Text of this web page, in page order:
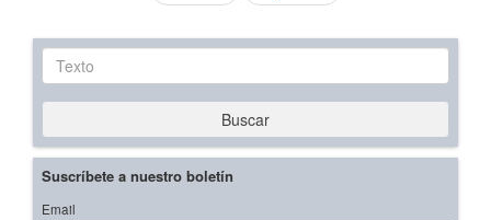
Texto
Buscar
Suscríbete a nuestro boletín
Email